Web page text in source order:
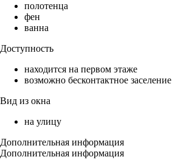
полотенца
фен
ванна
Доступность
находится на первом этаже
возможно бесконтактное заселение
Вид из окна
на улицу
Дополнительная информация
Дополнительная информация